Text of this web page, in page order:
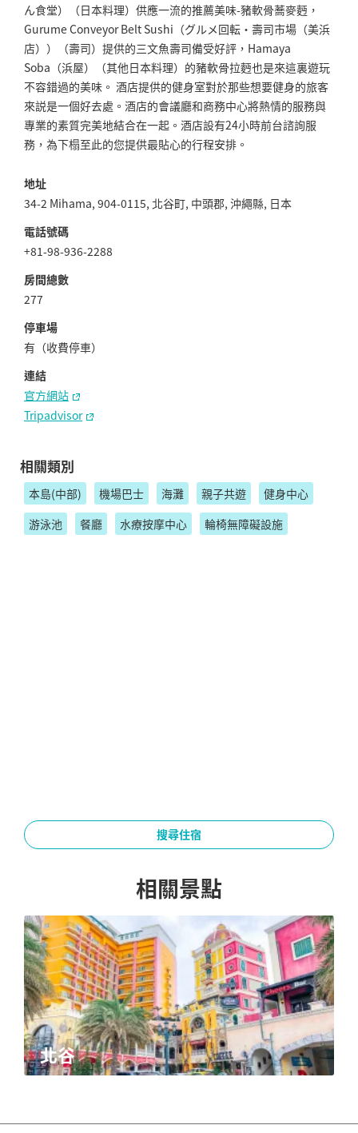
ん食堂）（日本料理）供應一流的推薦美味-豬軟骨蕎麥麪，
Gurume Conveyor Belt Sushi（グルメ回転・壽司市場（美浜
店））（壽司）提供的三文魚壽司備受好評，Hamaya
Soba（浜屋）（其他日本料理）的豬軟骨拉麪也是來這裏遊玩
不容錯過的美味。 酒店提供的健身室對於那些想要健身的旅客
來説是一個好去處。酒店的會議廳和商務中心將熱情的服務與
專業的素質完美地結合在一起。酒店設有24小時前台諮詢服
務，為下榻至此的您提供最貼心的行程安排。
地址
34-2 Mihama, 904-0115, 北谷町, 中頭郡, 沖繩縣, 日本
電話號碼
+81-98-936-2288
房間總數
277
停車場
有（收費停車）
連結
官⽅網站
Tripadvisor
相關類別
本島(中部) 機場巴士 海灘 親子共遊
健身中心
游泳池
餐廳 水療按摩中心 輪椅無障礙設施
搜尋住宿
相關景點
北谷